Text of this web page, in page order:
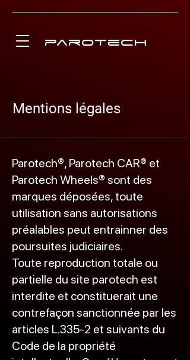
parotech
Mentions légales
Parotech®, Parotech CAR® et
Parotech Wheels® sont des
marques déposées, toute
utilisation sans autorisations
préalables peut entrainner des
poursuites judiciaires.
Toute reproduction totale ou
partielle du site parotech est
interdite et constituerait une
contrefaçon sanctionnée par les
articles L.335-2 et suivants du
Code de la propriété